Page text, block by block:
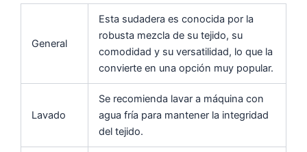
General
Esta sudadera es conocida por la
robusta mezcla de su tejido, su
comodidad y su versatilidad, lo que la
convierte en una opción muy popular.
Lavado
Se recomienda lavar a máquina con
agua fría para mantener la integridad
del tejido.